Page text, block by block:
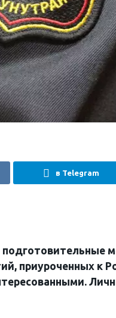
в Telegram
приуроченных к